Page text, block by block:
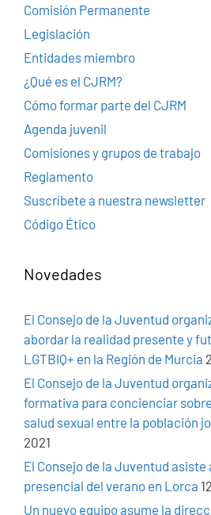
Comisión Permanente
Legislación
Entidades miembro
¿Qué es el CJRM?
Cómo formar parte del CJRM
Agenda juvenil
Comisiones y grupos de trabajo
Reglamento
Suscríbete a nuestra newsletter
Código Ético
Novedades
El Consejo de la Juventud
abordar la realidad presente y
LGTBIQ+ en la Región de Murcia
El Consejo de la Juventud
formativa para concienciar
salud sexual entre la población
2021
El Consejo de la Juventud
presencial del verano en Lorca
Un nuevo equipo asume la